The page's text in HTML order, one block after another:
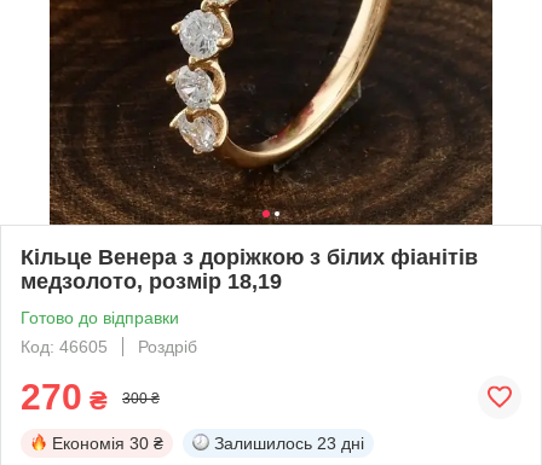
Кільце Венера з доріжкою з білих фіанітів
медзолото, розмір 18,19
Готово до відправки
Код: 46605
Роздріб
270 ₴ 300 ₴
Економія 30 ₴ Залишилось 23 дні